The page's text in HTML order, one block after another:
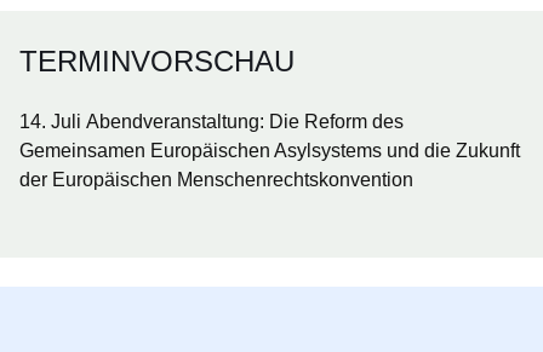
TERMINVORSCHAU
14. Juli Abendveranstaltung: Die Reform des
Gemeinsamen Europäischen Asylsystems und die Zukunft
der Europäischen Menschenrechtskonvention